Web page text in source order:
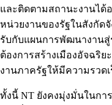
และติดตามสถานะงานได้
หน่วยงานของรัฐในสังกัด
รับกับแผนการพัฒนางาน
ต้องการสร้างเมืองอัจฉริ
งานภาครัฐให้มีความรวด
ทั้งนี้ NT ยังคงมุ่งมั่นในก